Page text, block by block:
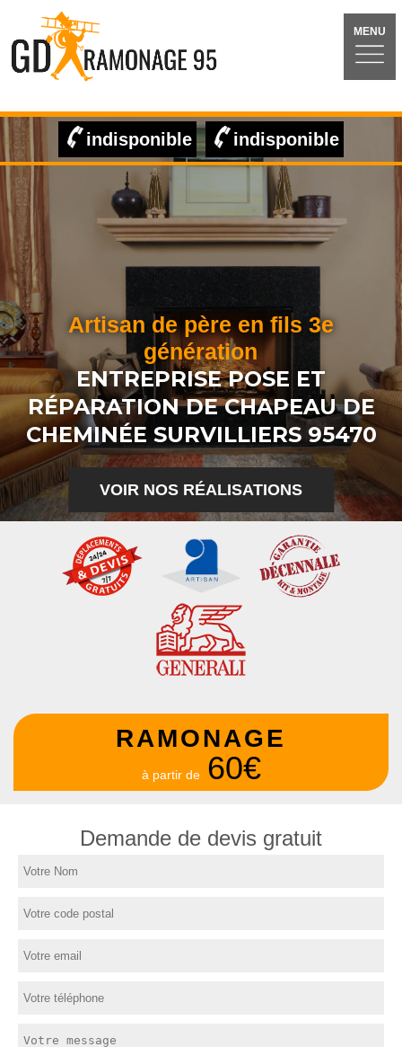
MENU
indisponible indisponible
Artisan de père en fils 3e
génération
ENTREPRISE POSE ET
RÉPARATION DE CHAPEAU DE
CHEMINÉE SURVILLIERS 95470
VOIR NOS RÉALISATIONS
RAMONAGE
à partir de 60€
Demande de devis gratuit